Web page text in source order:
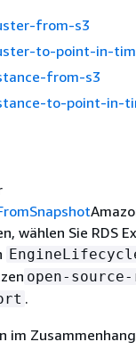
from-s3
to-point-in-
from-s3
to-point-in-
wählen Sie RDS
open-
.
im